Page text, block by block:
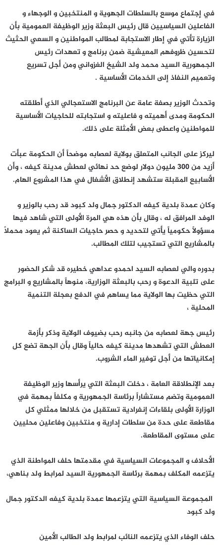
في إجتماع موسع بالسلطات الجهوية و المنتخبين و الوجهاء و
الفاعلين السياسيين قال رئيس البعثة وزير الوظيفة العمومية بأن
الزيارة تأتي في إطار الاستجابة لمطالب المواطنين و السعي الحثيث
لتحسين ظروفهم المعيشية ضمن برنامج و تعهدات رئيس
الجمهورية السيد محمد ولد الشيخ الغزواني ومن أجل تسريع
وتعميم النفاذ إلى الخدمات الأساسية .
وتحدث الوزير بصفة عامة عن البرنامج الاستعجالي الذي أطلقته
الحكومة ومدى أهميته و فاعليته و استجابته للحاجيات الأساسية
للمواطنين واعطى بعض الأمثلة على ذلك.
ليركز على الجانب المتعلق بولاية لعصابه موضحاً أن الحكومة عبأت
أزيد من 300 مليون دولار لوضع حد نهائي لعطش مدينة كيفه ، وأن
الأسابيع المقبلة ستشهد إنطلاق الأشغال في هذا المشروع الهام.
وكان عمدة بلدية كيفه الدكتور جمال ولد كبود قد رحب بالوزير و
الوفد المرافق له ، وقال بأن هذه هي المرة الأولى التي شاهد فيها
مسؤولاً حكومياً يأتي لتحديد و حصر حاجيات الساكنة ثم يعود محملاً
بالمشاريع التي تستجيب لتلك المطالب.
بدوره والي لعصابه السيد احمدو عداهي خطيره قد شكر الحضور
على تلبية الدعوة و رحب بالبعثة الوزارية، منوهاً بالمشاريع و البرامج
التي حظيت بها الولاية مما يساهم في الدفع بعجلة التنمية
المحلية ،
رئيس جهة لعصابه من جانبه رحب بضيوف الولاية وذكر بأزمة
العطش التي تشهدها مدينة كيفه حالياً وقال بأن الجهة تضع كل
إمكانياتها من أجل توفير الماء الشروب.
بعد الإنطلاقة العامة ، دخلت البعثة التي يرأسها وزير الوظيفة
العمومية وتضم مستشاراً برئاسة الجمهورية و مكلفاً بمهمة في
الوزارة الأولى بلقاءات إنفرادية تستقبل من خلالها ممثلي كل
مقاطعة على حدة من سلطات إدارية و منتخبين وفاعلين محليين
على مستوى المقاطعة.
الأحلاف و المجموعات السياسية في مقدمتها حلف المواطنة الذي
يتزعمه المكلف بمهمة برئاسة الجمهورية السيد لمرابط ولد بناهي،
المجموعة السياسية التي يتزعمها عمدة بلدية كيفه الدكتور جمال
ولد كبود
حلف الوفاء الذي يتزعمه النائب لمرابط ولد الطالب الأمين